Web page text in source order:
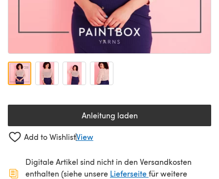
Anleitung laden(öffnet sich in einem neuen
Add to WishlistView
Digitale Artikel sind nicht in den Versandkosten
enthalten (siehe unsere Lieferseite(öffnet sich in
für weitere